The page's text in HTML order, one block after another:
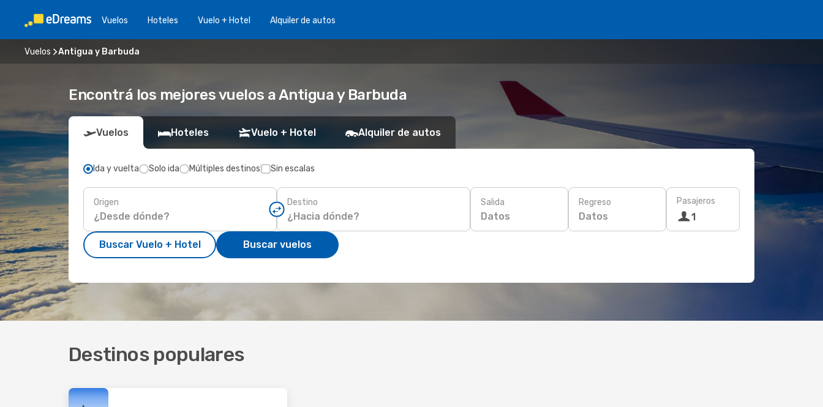
Vuelos Hoteles Vuelo + Hotel Alquiler de autos
Vuelos Antigua y Barbuda
Encontrá los mejores vuelos a Antigua y Barbuda
Vuelos Hoteles Vuelo + Hotel Alquiler de autos
Ida y vuelta Solo ida Múltiples destinos Sin escalas
Origen Destino Salida
Datos
Regreso
Datos
Pasajeros
1
Buscar Vuelo + Hotel Buscar vuelos
Destinos populares